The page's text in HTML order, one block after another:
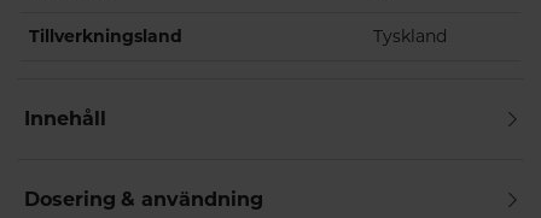
Tillverkningsland Tyskland
Innehåll
Dosering & användning